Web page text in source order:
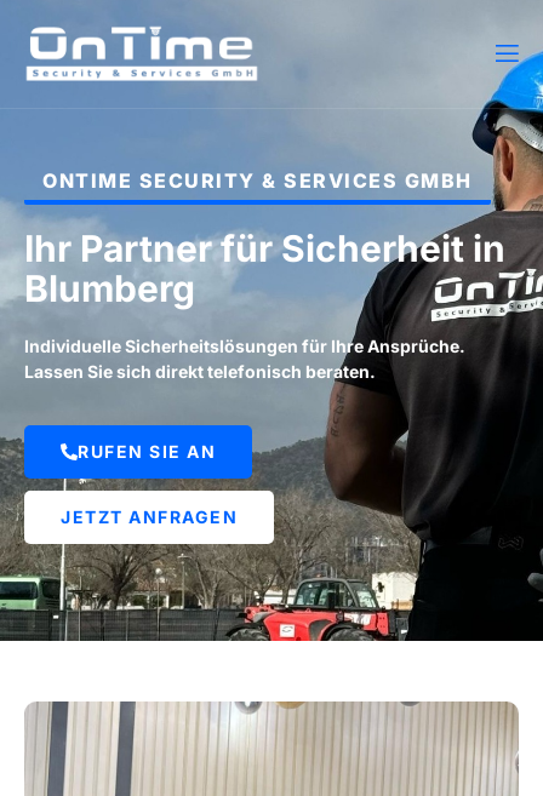
ONTIME SECURITY & SERVICES GMBH
Ihr Partner für Sicherheit in
Blumberg
Individuelle Sicherheitslösungen für Ihre Ansprüche.
Lassen Sie sich direkt telefonisch beraten.
RUFEN SIE AN
JETZT ANFRAGEN